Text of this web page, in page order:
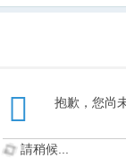
抱歉，您尚
請稍候...